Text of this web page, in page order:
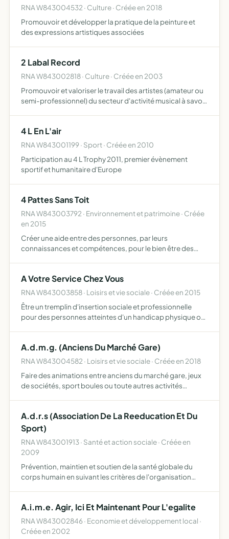
RNA W843004532 · Culture · Créée en 2018
Promouvoir et développer la pratique de la peinture et
des expressions artistiques associées
2 Labal Record
RNA W843002818 · Culture · Créée en 2003
Promouvoir et valoriser le travail des artistes (amateur ou
semi-professionnel) du secteur d'activité musical à savoir
4 L En L'air
RNA W843001199 · Sport · Créée en 2010
Participation au 4 L Trophy 2011, premier évènement
sportif et humanitaire d'Europe
4 Pattes Sans Toit
RNA W843003792 · Environnement et patrimoine · Créée
en 2015
Créer une aide entre des personnes, par leurs
connaissances et compétences, pour le bien être des
limitation de …
A Votre Service Chez Vous
RNA W843003858 · Loisirs et vie sociale · Créée en 2015
Être un tremplin d'insertion sociale et professionnelle
pour des personnes atteintes d'un handicap physique ou
A.d.m.g. (Anciens Du Marché Gare)
RNA W843004582 · Loisirs et vie sociale · Créée en 2018
Faire des animations entre anciens du marché gare, jeux
de sociétés, sport boules ou toute autres activités
A.d.r.s (Association De La Reeducation Et Du
Sport)
RNA W843001913 · Santé et action sociale · Créée en
2009
Prévention, maintien et soutien de la santé globale du
corps humain en suivant les critères de l'organisation
A.i.m.e. Agir, Ici Et Maintenant Pour L'egalite
RNA W843002846 · Economie et développement local ·
Créée en 2002